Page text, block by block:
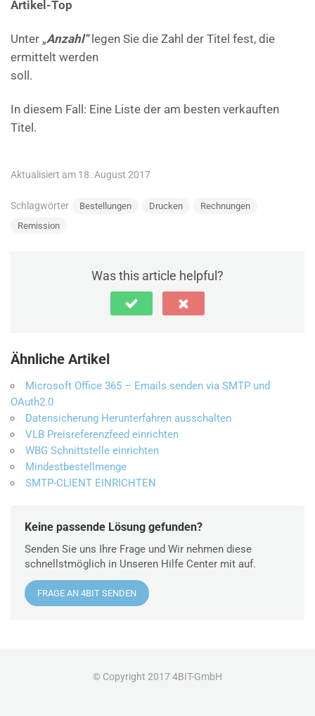
Artikel-Top
Unter „Anzahl“legen Sie die Zahl der Titel fest, die
ermittelt werden
soll.
In diesem Fall: Eine Liste der am besten verkauften
Titel.
Aktualisiert am 18. August 2017
Schlagwörter Bestellungen Drucken
Rechnungen
Remission
Was this article helpful?
Ähnliche Artikel
Microsoft Office 365 – Emails senden via SMTP und
OAuth2.0
Datensicherung Herunterfahren ausschalten
VLB Preisreferenzfeed einrichten
WBG Schnittstelle einrichten
Mindestbestellmenge
SMTP-CLIENT EINRICHTEN
Keine passende Lösung gefunden?
Senden Sie uns Ihre Frage und Wir nehmen diese
schnellstmöglich in Unseren Hilfe Center mit auf.
FRAGE AN 4BIT SENDEN
© Copyright 2017 4BIT-GmbH